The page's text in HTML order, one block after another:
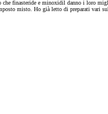
finasteride e minoxidil danno i loro
misto. Ho già letto di preparati vari